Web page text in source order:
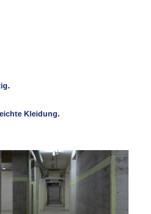
Kleidung.